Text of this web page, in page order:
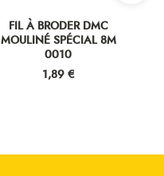
FIL À BRODER DMC
MOULINÉ SPÉCIAL 8M
0010
Prix
1,89 €